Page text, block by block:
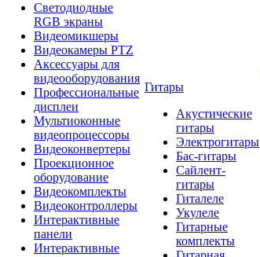
Светодиодные
RGB экраны
Видеомикшеры
Видеокамеры PTZ
Аксессуары для
видеооборудования
Профессиональные
дисплеи
Мультиоконные
видеопроцессоры
Видеоконвертеры
Проекционное
оборудование
Видеокомплекты
Видеоконтроллеры
Интерактивные
панели
Интерактивные
Гитары
Акустические
гитары
Электрогитары
Бас-гитары
Сайлент-
гитары
Гиталеле
Укулеле
Гитарные
комплекты